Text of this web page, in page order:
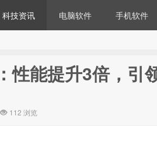
科技资讯 电脑软件 手机软件
性能提升3倍，引
112 浏览